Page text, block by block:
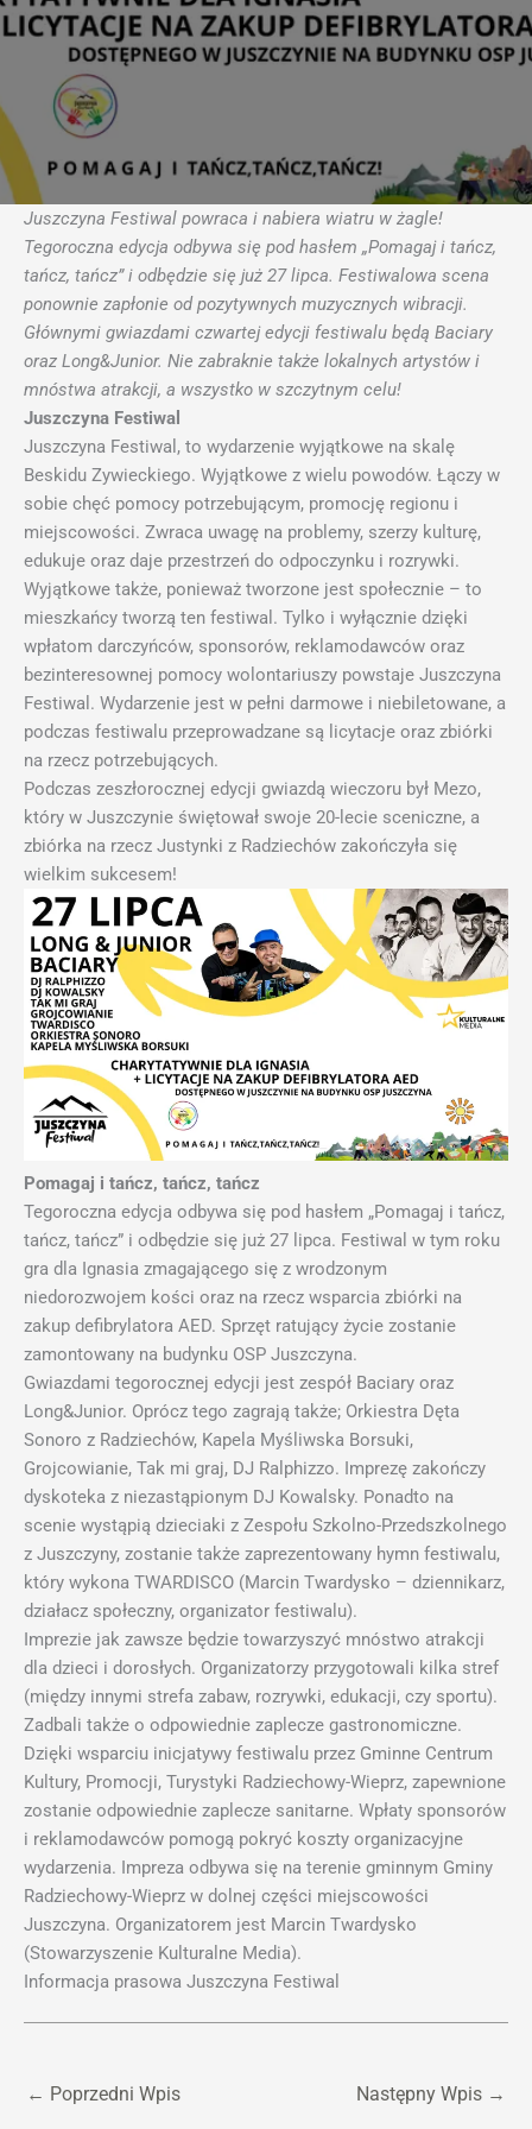
Juszczyna Festiwal powraca i nabiera wiatru w żagle!
Tegoroczna edycja odbywa się pod hasłem „Pomagaj i tańcz,
tańcz, tańcz” i odbędzie się już 27 lipca. Festiwalowa scena
ponownie zapłonie od pozytywnych muzycznych wibracji.
Głównymi gwiazdami czwartej edycji festiwalu będą Baciary
oraz Long&Junior. Nie zabraknie także lokalnych artystów i
mnóstwa atrakcji, a wszystko w szczytnym celu!
Juszczyna Festiwal
Juszczyna Festiwal, to wydarzenie wyjątkowe na skalę
Beskidu Zywieckiego. Wyjątkowe z wielu powodów. Łączy w
sobie chęć pomocy potrzebującym, promocję regionu i
miejscowości. Zwraca uwagę na problemy, szerzy kulturę,
edukuje oraz daje przestrzeń do odpoczynku i rozrywki.
Wyjątkowe także, ponieważ tworzone jest społecznie – to
mieszkańcy tworzą ten festiwal. Tylko i wyłącznie dzięki
wpłatom darczyńców, sponsorów, reklamodawców oraz
bezinteresownej pomocy wolontariuszy powstaje Juszczyna
Festiwal. Wydarzenie jest w pełni darmowe i niebiletowane, a
podczas festiwalu przeprowadzane są licytacje oraz zbiórki
na rzecz potrzebujących.
Podczas zeszłorocznej edycji gwiazdą wieczoru był Mezo,
który w Juszczynie świętował swoje 20-lecie sceniczne, a
zbiórka na rzecz Justynki z Radziechów zakończyła się
wielkim sukcesem!
Pomagaj i tańcz, tańcz, tańcz
Tegoroczna edycja odbywa się pod hasłem „Pomagaj i tańcz,
tańcz, tańcz” i odbędzie się już 27 lipca. Festiwal w tym roku
gra dla Ignasia zmagającego się z wrodzonym
niedorozwojem kości oraz na rzecz wsparcia zbiórki na
zakup defibrylatora AED. Sprzęt ratujący życie zostanie
zamontowany na budynku OSP Juszczyna.
Gwiazdami tegorocznej edycji jest zespół Baciary oraz
Long&Junior. Oprócz tego zagrają także; Orkiestra Dęta
Sonoro z Radziechów, Kapela Myśliwska Borsuki,
Grojcowianie, Tak mi graj, DJ Ralphizzo. Imprezę zakończy
dyskoteka z niezastąpionym DJ Kowalsky. Ponadto na
scenie wystąpią dzieciaki z Zespołu Szkolno-Przedszkolnego
z Juszczyny, zostanie także zaprezentowany hymn festiwalu,
który wykona TWARDISCO (Marcin Twardysko – dziennikarz,
działacz społeczny, organizator festiwalu).
Imprezie jak zawsze będzie towarzyszyć mnóstwo atrakcji
dla dzieci i dorosłych. Organizatorzy przygotowali kilka stref
(między innymi strefa zabaw, rozrywki, edukacji, czy sportu).
Zadbali także o odpowiednie zaplecze gastronomiczne.
Dzięki wsparciu inicjatywy festiwalu przez Gminne Centrum
Kultury, Promocji, Turystyki Radziechowy-Wieprz, zapewnione
zostanie odpowiednie zaplecze sanitarne. Wpłaty sponsorów
i reklamodawców pomogą pokryć koszty organizacyjne
wydarzenia. Impreza odbywa się na terenie gminnym Gminy
Radziechowy-Wieprz w dolnej części miejscowości
Juszczyna. Organizatorem jest Marcin Twardysko
(Stowarzyszenie Kulturalne Media).
Informacja prasowa Juszczyna Festiwal
← Poprzedni Wpis Następny Wpis →